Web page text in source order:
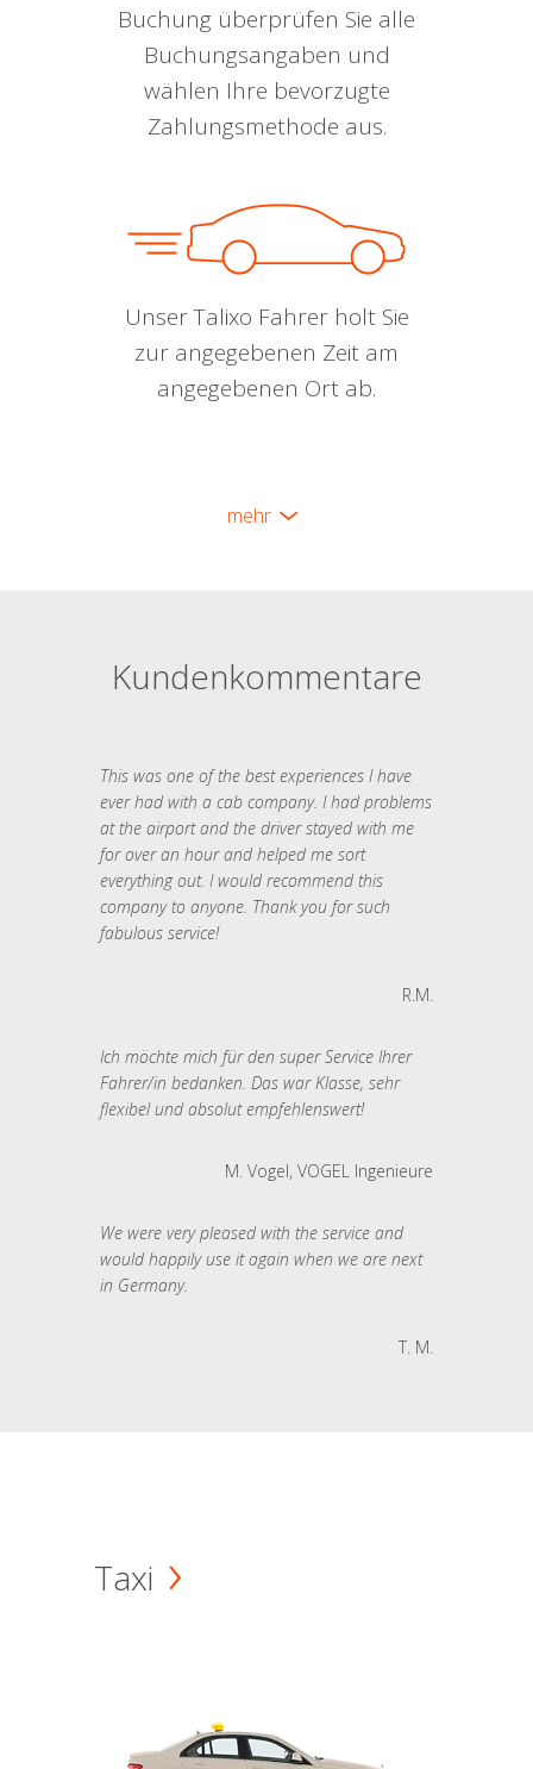
Buchung überprüfen Sie alle
Buchungsangaben und
wählen Ihre bevorzugte
Zahlungsmethode aus.
Unser Talixo Fahrer holt Sie
zur angegebenen Zeit am
angegebenen Ort ab.
mehr
Kundenkommentare
This was one of the best experiences I have
ever had with a cab company. I had problems
at the airport and the driver stayed with me
for over an hour and helped me sort
everything out. I would recommend this
company to anyone. Thank you for such
fabulous service!
R.M.
Ich möchte mich für den super Service Ihrer
Fahrer/in bedanken. Das war Klasse, sehr
flexibel und absolut empfehlenswert!
M. Vogel, VOGEL Ingenieure
We were very pleased with the service and
would happily use it again when we are next
in Germany.
T. M.
Taxi